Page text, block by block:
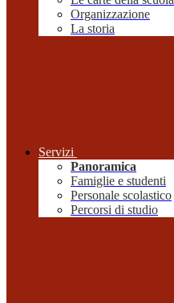
Organizzazione
La storia
Servizi
Panoramica
Famiglie e studenti
Personale scolastico
Percorsi di studio